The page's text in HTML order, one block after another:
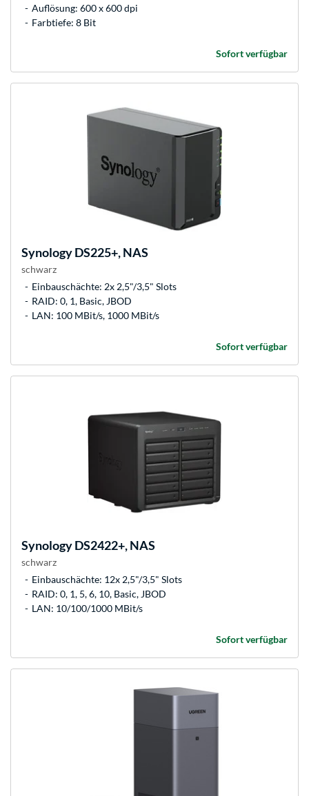
Auflösung: 600 x 600 dpi
Farbtiefe: 8 Bit
Sofort verfügbar
SynologyDS225+, NAS
schwarz
Einbauschächte: 2x 2,5"/3,5" Slots
RAID: 0, 1, Basic, JBOD
LAN: 100 MBit/s, 1000 MBit/s
Sofort verfügbar
SynologyDS2422+, NAS
schwarz
Einbauschächte: 12x 2,5"/3,5" Slots
RAID: 0, 1, 5, 6, 10, Basic, JBOD
LAN: 10/100/1000 MBit/s
Sofort verfügbar